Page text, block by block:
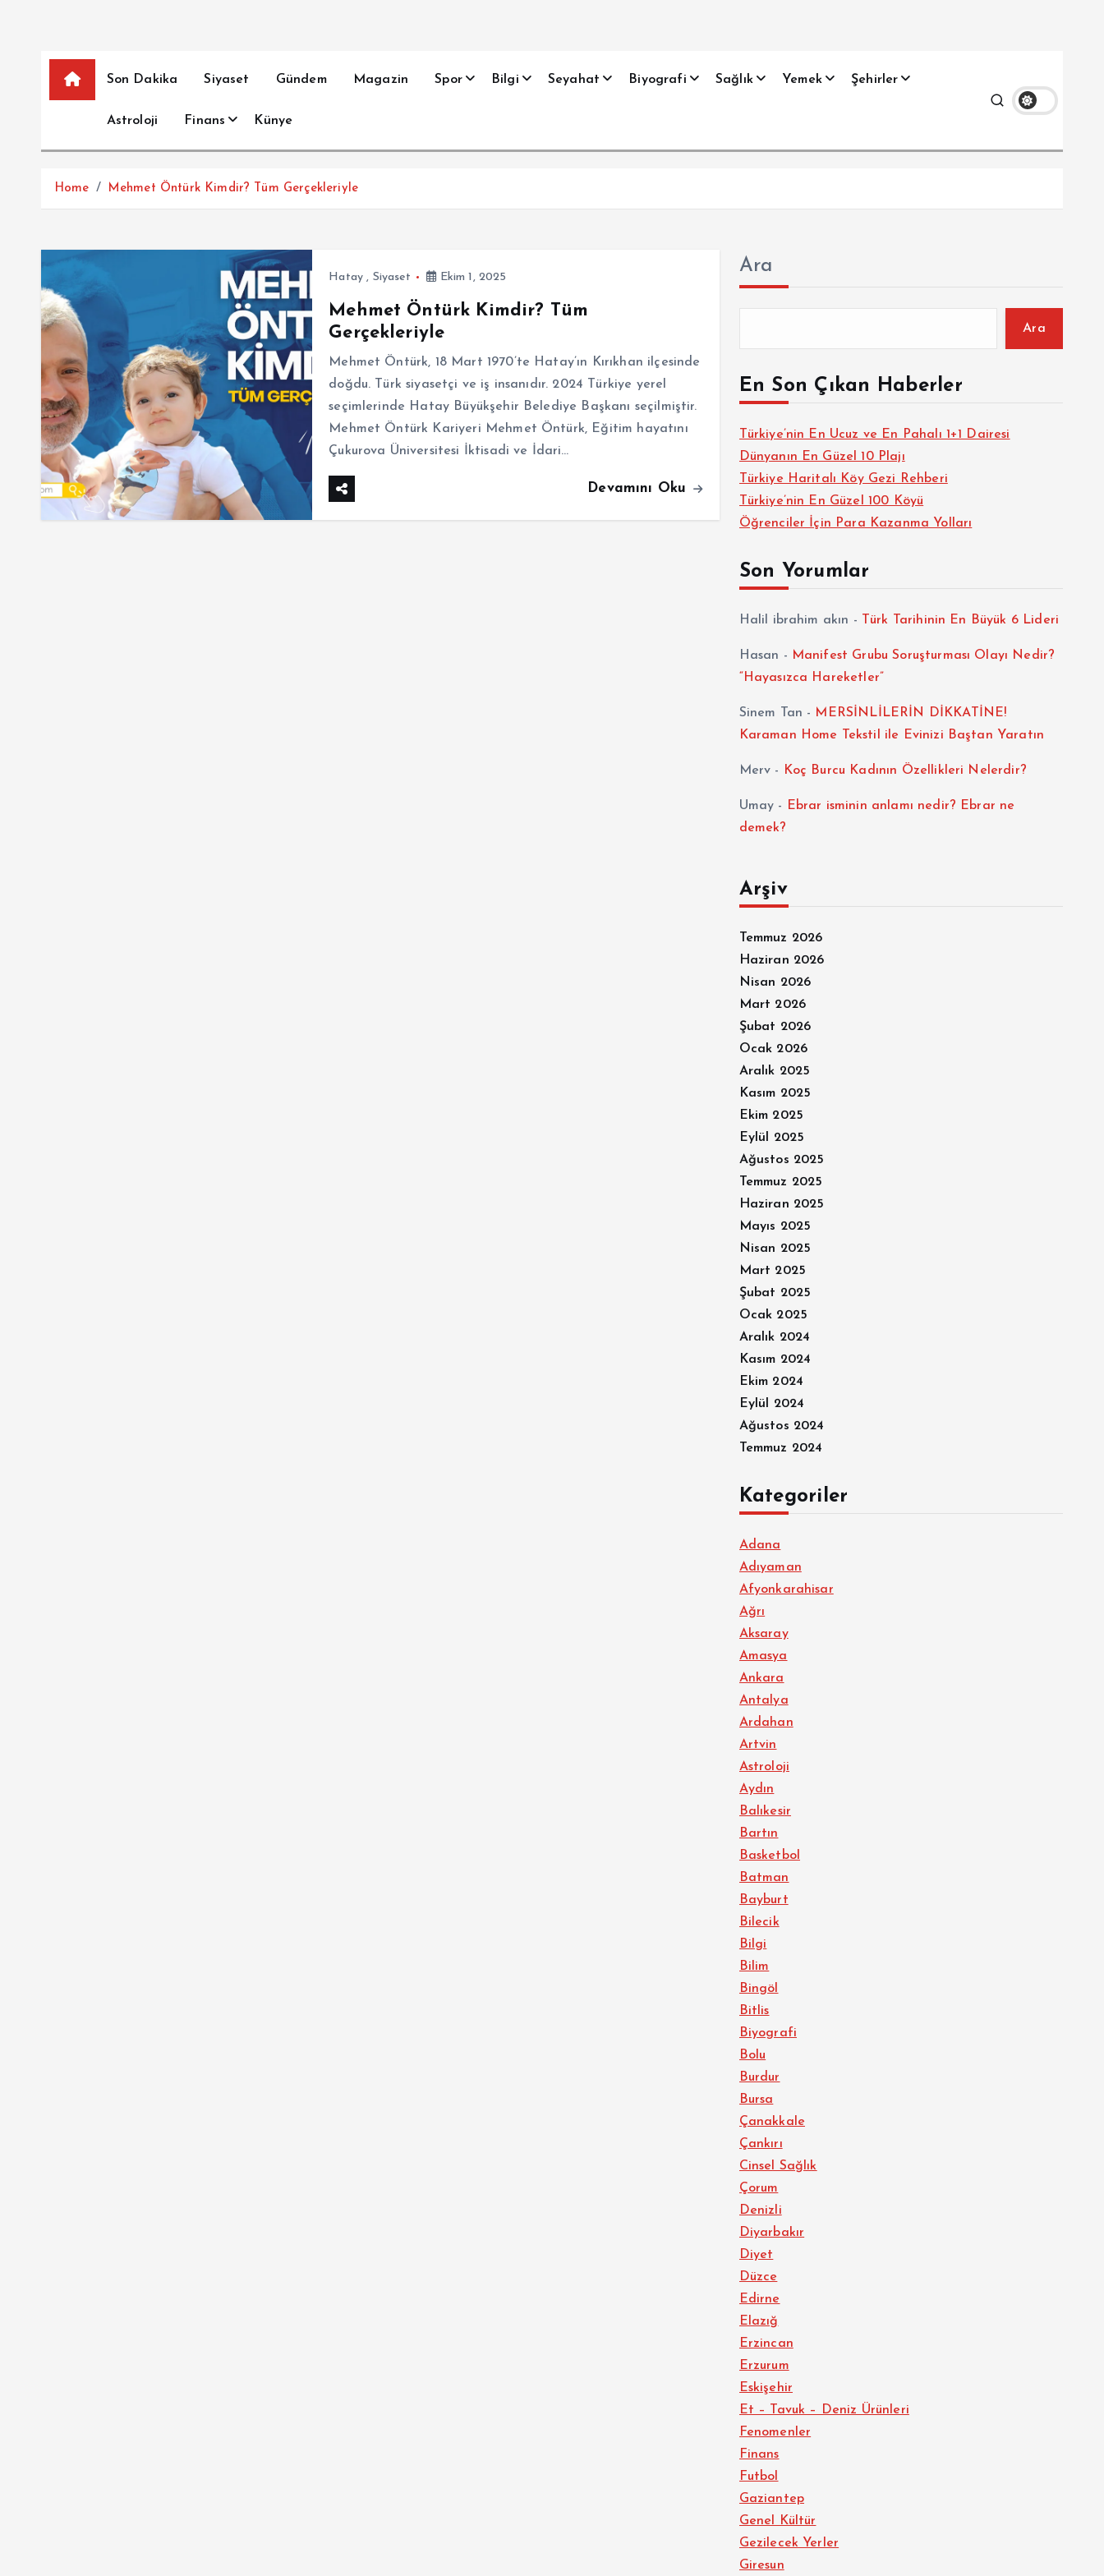
Son Dakika Siyaset Gündem Magazin Spor Bilgi Seyahat Biyografi Sağlık Yemek Şehirler
Astroloji Finans Künye
Home Mehmet Öntürk Kimdir? Tüm Gerçekleriyle
Hatay , Siyaset Ekim 1, 2025
Mehmet Öntürk Kimdir? Tüm
Gerçekleriyle
Mehmet Öntürk, 18 Mart 1970’te Hatay’ın Kırıkhan ilçesinde
doğdu. Türk siyasetçi ve iş insanıdır. 2024 Türkiye yerel
seçimlerinde Hatay Büyükşehir Belediye Başkanı seçilmiştir.
Mehmet Öntürk Kariyeri Mehmet Öntürk, Eğitim hayatını
Çukurova Üniversitesi İktisadi ve İdari…
Devamını Oku
Ara
Ara
En Son Çıkan Haberler
Türkiye’nin En Ucuz ve En Pahalı 1+1 Dairesi
Dünyanın En Güzel 10 Plajı
Türkiye Haritalı Köy Gezi Rehberi
Türkiye’nin En Güzel 100 Köyü
Öğrenciler İçin Para Kazanma Yolları
Son Yorumlar
Halil ibrahim akın - Türk Tarihinin En Büyük 6 Lideri
Hasan - Manifest Grubu Soruşturması Olayı Nedir?
“Hayasızca Hareketler”
Sinem Tan - MERSİNLİLERİN DİKKATİNE!
Karaman Home Tekstil ile Evinizi Baştan Yaratın
Merv - Koç Burcu Kadının Özellikleri Nelerdir?
Umay -
Ebrar isminin anlamı nedir? Ebrar ne
demek?
Arşiv
Temmuz 2026
Haziran 2026
Nisan 2026
Mart 2026
Şubat 2026
Ocak 2026
Aralık 2025
Kasım 2025
Ekim 2025
Eylül 2025
Ağustos 2025
Temmuz 2025
Haziran 2025
Mayıs 2025
Nisan 2025
Mart 2025
Şubat 2025
Ocak 2025
Aralık 2024
Kasım 2024
Ekim 2024
Eylül 2024
Ağustos 2024
Temmuz 2024
Kategoriler
Adana
Adıyaman
Afyonkarahisar
Ağrı
Aksaray
Amasya
Ankara
Antalya
Ardahan
Artvin
Astroloji
Aydın
Balıkesir
Bartın
Basketbol
Batman
Bayburt
Bilecik
Bilgi
Bilim
Bingöl
Bitlis
Biyografi
Bolu
Burdur
Bursa
Çanakkale
Çankırı
Cinsel Sağlık
Çorum
Denizli
Diyarbakır
Diyet
Düzce
Edirne
Elazığ
Erzincan
Erzurum
Eskişehir
Et – Tavuk – Deniz Ürünleri
Fenomenler
Finans
Futbol
Gaziantep
Genel Kültür
Gezilecek Yerler
Giresun